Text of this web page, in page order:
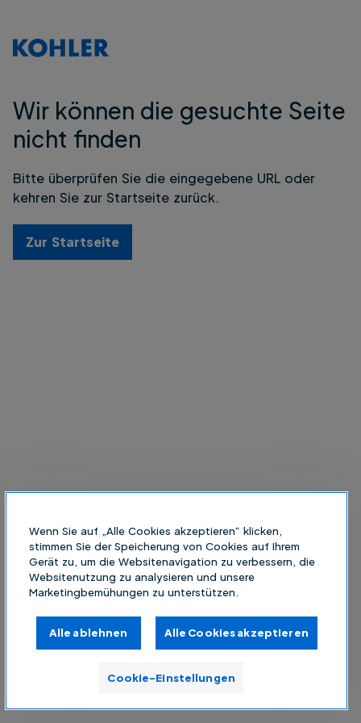
Wir können die gesuchte Seite
nicht finden
Bitte überprüfen Sie die eingegebene URL oder
kehren Sie zur Startseite zurück.
Zur Startseite
Wenn Sie auf „Alle Cookies akzeptieren“ klicken,
stimmen Sie der Speicherung von Cookies auf Ihrem
Gerät zu, um die Websitenavigation zu verbessern, die
Websitenutzung zu analysieren und unsere
Marketingbemühungen zu unterstützen.
Alle ablehnen Alle Cookies akzeptieren
Cookie-Einstellungen